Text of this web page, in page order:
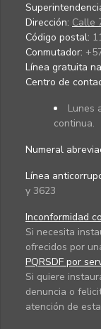
Dirección: Calle
Código postal:
Conmutador:
Línea gratuita
Centro de
Lunes
continua.
Numeral
Línea
y 3623
Inconformidad
Si necesita
ofrecidos por
PQRSDF por
Si quiere
denuncia o
atención de